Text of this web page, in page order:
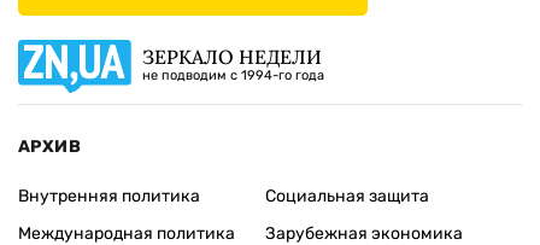
ЗЕРКАЛО НЕДЕЛИ
не подводим с 1994-го года
АРХИВ
Внутренняя политика
Международная политика
Социальная защита
Зарубежная экономика